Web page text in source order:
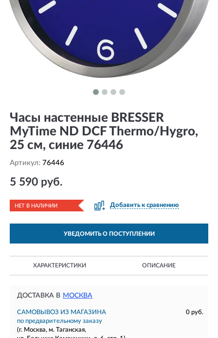
Часы настенные BRESSER
MyTime ND DCF Thermo/Hygro,
25 см, синие 76446
Артикул: 76446
5 590 руб.
НЕТ В НАЛИЧИИ Добавить к сравнению
УВЕДОМИТЬ О ПОСТУПЛЕНИИ
ХАРАКТЕРИСТИКИ ОПИСАНИЕ
ДОСТАВКА В МОСКВА
САМОВЫВОЗ ИЗ МАГАЗИНА
0 руб.
по предварительному заказу
(г. Москва, м. Таганская,